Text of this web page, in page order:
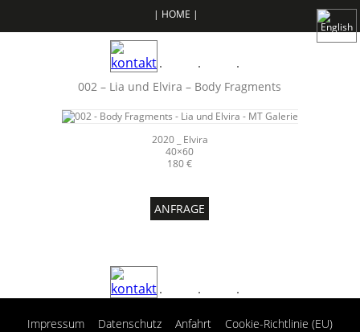
| HOME |
002 – Lia und Elvira – Body Fragments
2020 _ Elvira
40×60
180 €
ANFRAGE
Impressum Datenschutz Anfahrt Cookie-Richtlinie (EU)